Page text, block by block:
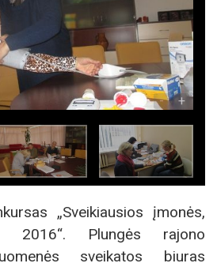
- +
„Sveikiausios įmonės,
2016“. Plungės rajono
sveikatos biuras